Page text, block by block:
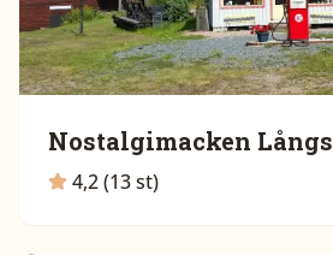
Nostalgimacken
4,2 (13 st)